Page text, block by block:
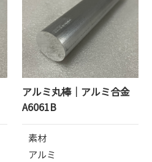
アルミ丸棒｜アルミ合金
A6061B
素材
アルミ